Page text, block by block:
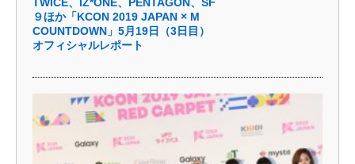
９ほか「KCON 2019 JAPAN × M
COUNTDOWN」5月19日（3日目）
オフィシャルレポート